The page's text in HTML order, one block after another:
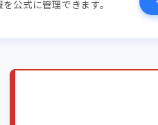
公式に管理できます。